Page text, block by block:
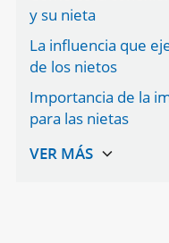
y su nieta
La influencia que
de los nietos
Importancia de la
para las nietas